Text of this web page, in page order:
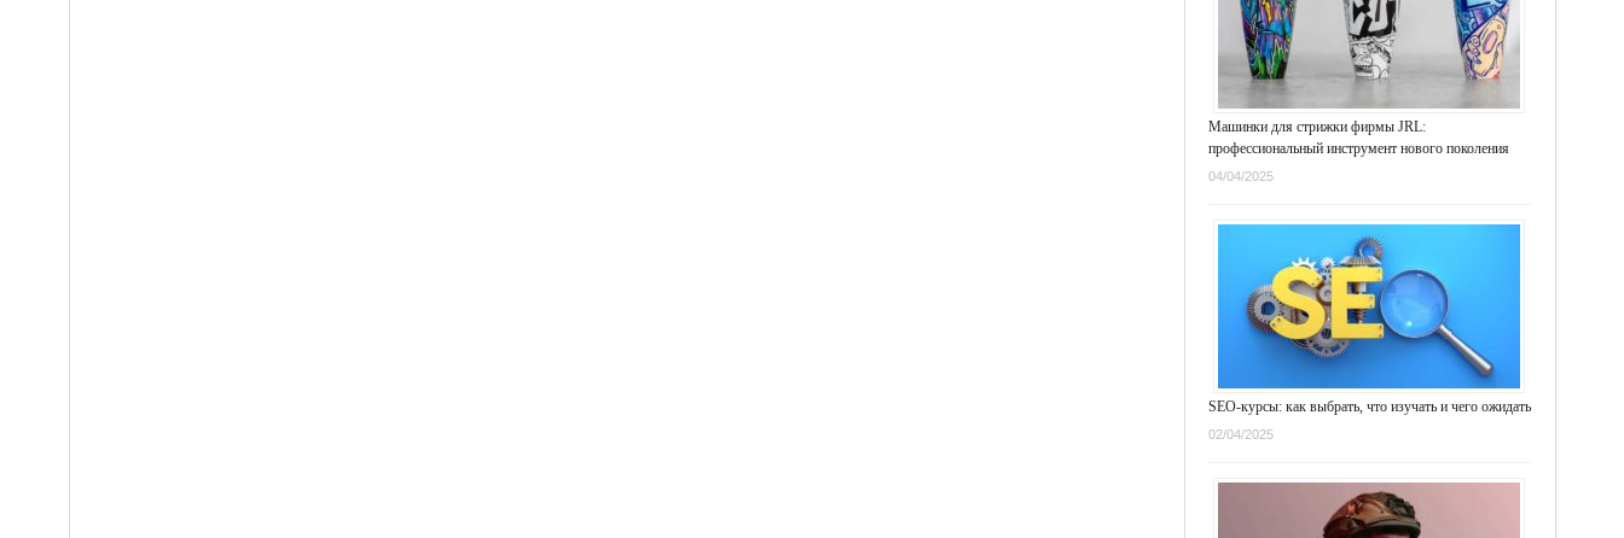
Машинки для стрижки фирмы JRL:
профессиональный инструмент нового поколения
04/04/2025
SEO-курсы: как выбрать, что изучать и чего ожидать
02/04/2025